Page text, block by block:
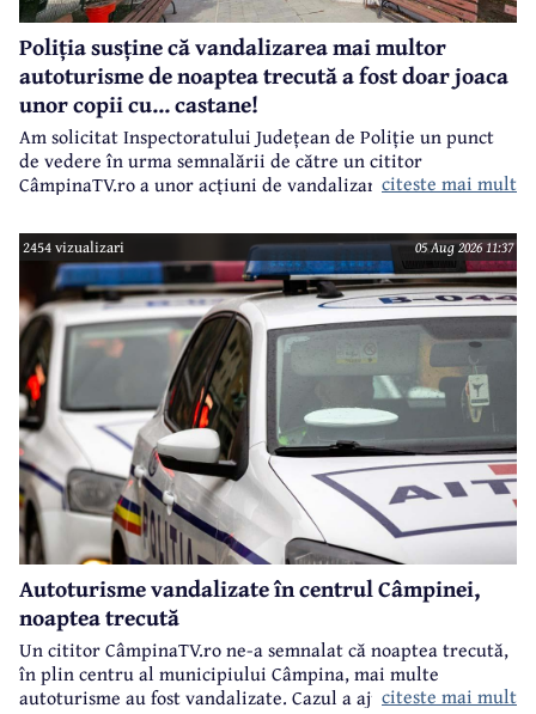
Poliția susține că vandalizarea mai multor
autoturisme de noaptea trecută a fost doar joaca
unor copii cu... castane!
Am solicitat Inspectoratului Județean de Poliție un punct
de vedere în urma semnalării de către un cititor
CâmpinaTV.ro a unor acțiuni de vandalizare a unor
Câmpina.
citeste mai mult
2454 vizualizari 05 Aug 2026 11:37
Autoturisme vandalizate în centrul Câmpinei,
noaptea trecută
Un cititor CâmpinaTV.ro ne-a semnalat că noaptea trecută,
în plin centru al municipiului Câmpina, mai multe
autoturisme au fost vandalizate. Cazul a ajuns pe masa
citeste mai mult